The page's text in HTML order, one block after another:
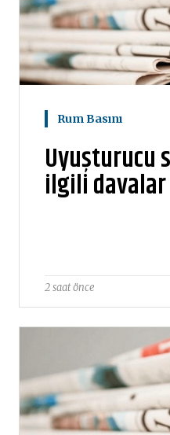
Rum Basını
Uyuşturucu
ilgili davalar
2 saat önce